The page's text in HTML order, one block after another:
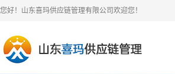
您好！山东喜玛供应链管理有限公司欢迎您！